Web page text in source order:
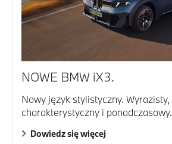
NOWE BMW iX3.
Nowy język stylistyczny. Wyrazisty,
charakterystyczny i ponadczasowy.
Dowiedz się więcej